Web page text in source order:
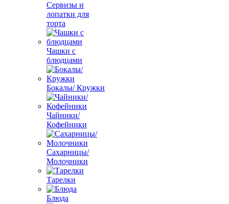
Сервизы и
лопатки для
торта
Чашки с
блюдцами
Бокалы/ Кружки
Чайники/
Кофейники
Сахарницы/
Молочники
Тарелки
Блюда